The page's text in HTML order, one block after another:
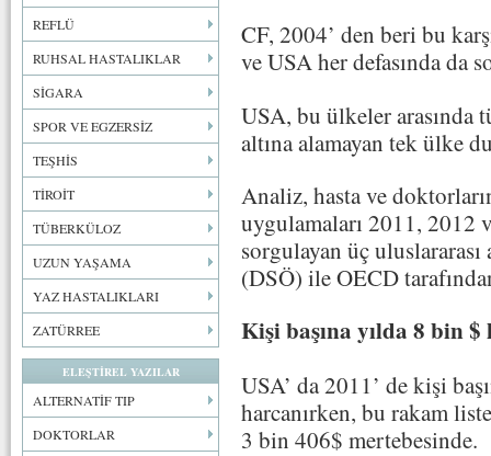
REFLÜ
RUHSAL HASTALIKLAR
SİGARA
SPOR VE EGZERSİZ
TEŞHİS
TİROİT
TÜBERKÜLOZ
UZUN YAŞAMA
YAZ HASTALIKLARI
ZATÜRREE
ELEŞTİREL YAZILAR
ALTERNATİF TIP
DOKTORLAR
CF, 2004’ den beri bu
ve USA her defasında da
USA, bu ülkeler arasında
altına alamayan tek ülke
Analiz, hasta ve
uygulamaları 2011, 2012
sorgulayan üç
(DSÖ) ile OECD
Kişi başına yılda 8 bin $
USA’ da 2011’ de kişi
harcanırken, bu rakam
3 bin 406$ mertebesinde.